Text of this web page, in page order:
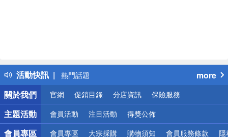
活動快訊
得獎公告
熱門話題
銀行優惠
偏遠地區配送
詐騙網頁！請小心！
more
關於我們
官網 促銷目錄 分店資訊 保險服務
主題活動 會員活動 注目活動 得獎公佈
會員專區 會員專區 大宗採購 購物須知 會員服務條款 隱